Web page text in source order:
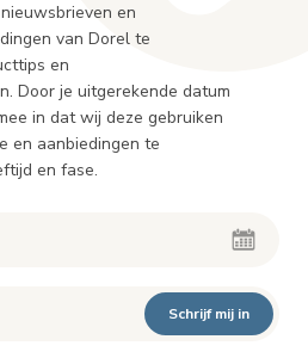
en
van Dorel te
en
Door je uitgerekende datum
in dat wij deze gebruiken
en aanbiedingen te
en fase.
Schrijf mij in